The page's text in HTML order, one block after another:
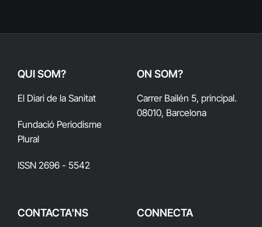
QUI SOM?
El Diari de la Sanitat
Fundació Periodisme
Plural
ISSN 2696 - 5542
ON SOM?
Carrer Bailén 5, principal.
08010, Barcelona
CONTACTA'NS CONNECTA